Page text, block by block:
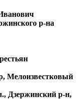
р-на
Мелоизвестковый
Дзержинский р-н,